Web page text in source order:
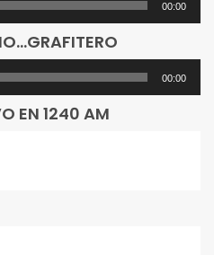
00:00
00:00
EN 1240 AM